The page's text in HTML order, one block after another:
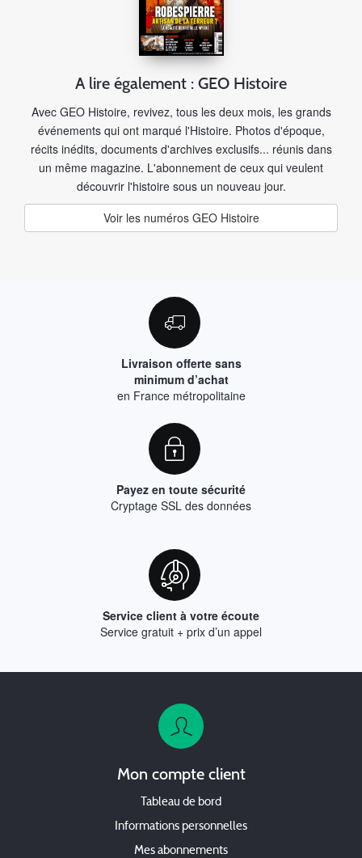
A lire également : GEO Histoire
Avec GEO Histoire, revivez, tous les deux mois, les grands
événements qui ont marqué l'Histoire. Photos d'époque,
récits inédits, documents d'archives exclusifs... réunis dans
un même magazine. L'abonnement de ceux qui veulent
découvrir l'histoire sous un nouveau jour.
Voir les numéros GEO Histoire
Livraison offerte sans
minimum d’achat
en France métropolitaine
Payez en toute sécurité
Cryptage SSL des données
Service client à votre écoute
Service gratuit + prix d’un appel
Mon compte client
Tableau de bord
Informations personnelles
Mes abonnements